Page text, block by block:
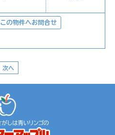
この物件へお問合せ
次へ